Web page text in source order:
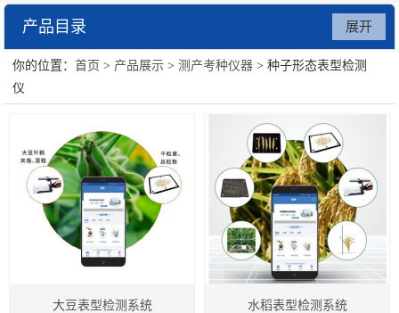
产品目录
培养箱仪器类
智能人工气候室
土壤检测仪器
农业气象仪器
展开
你的位置：首页 > 产品展示 > 测产考种仪器 > 种子形态表型检测
仪
大豆表型检测系统 水稻表型检测系统